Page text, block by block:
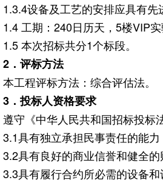
1.3.4设备及工艺的安排应具有
1.4 工期：240日历天，5楼VIP
1.5 本次招标共分1个标段。
2 ．评标方法
本工程评标方法：综合评估法。
3 ．投标人资格要求
遵守《中华人民共和国招标投标
3.1具有独立承担民事责任的能力
3.2具有良好的商业信誉和健全的
3.3具有履行合约所必需的设备